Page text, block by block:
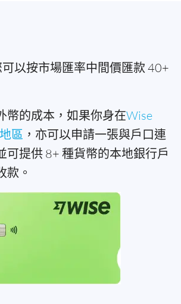
以按市場匯率中間價匯款 40+
幣的成本，如果你身在Wise
區 ，亦可以申請一張與戶口連
可提供 8+ 種貨幣的本地銀行戶
款。